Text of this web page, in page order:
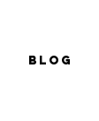
Blog